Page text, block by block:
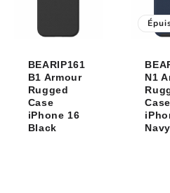
BEARIP161
B1 Armour
Rugged
Case
iPhone 16
Black
N1
Case
Navy